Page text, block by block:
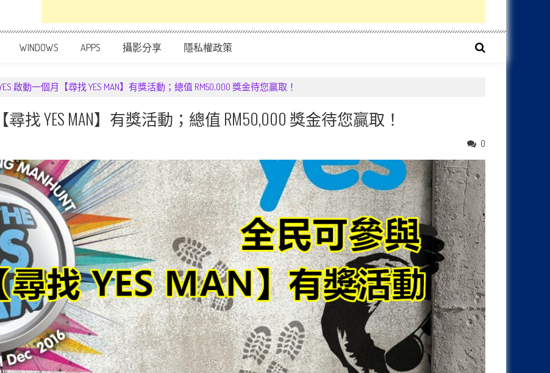
WINDOWS APPS 攝影分享 隱私權政策
啟動一個月【尋找 YES MAN】有獎活動；總值 RM50,000 獎金待您贏取！
找 YES MAN】有獎活動；總值 RM50,000 獎金待您贏取！
0